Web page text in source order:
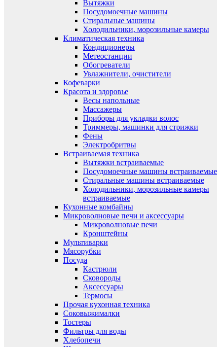
Вытяжки
Посудомоечные машины
Стиральные машины
Холодильники, морозильные камеры
Климатическая техника
Кондиционеры
Метеостанции
Обогреватели
Увлажнители, очистители
Кофеварки
Красота и здоровье
Весы напольные
Массажеры
Приборы для укладки волос
Триммеры, машинки для стрижки
Фены
Электробритвы
Встраиваемая техника
Вытяжки встраиваемые
Посудомоечные машины встраиваемые
Стиральные машины встраиваемые
Холодильники, морозильные камеры
встраиваемые
Кухонные комбайны
Микроволновые печи и аксессуары
Микроволновые печи
Кронштейны
Мультиварки
Мясорубки
Посуда
Кастрюли
Сковороды
Аксессуары
Термосы
Прочая кухонная техника
Соковыжималки
Тостеры
Фильтры для воды
Хлебопечи